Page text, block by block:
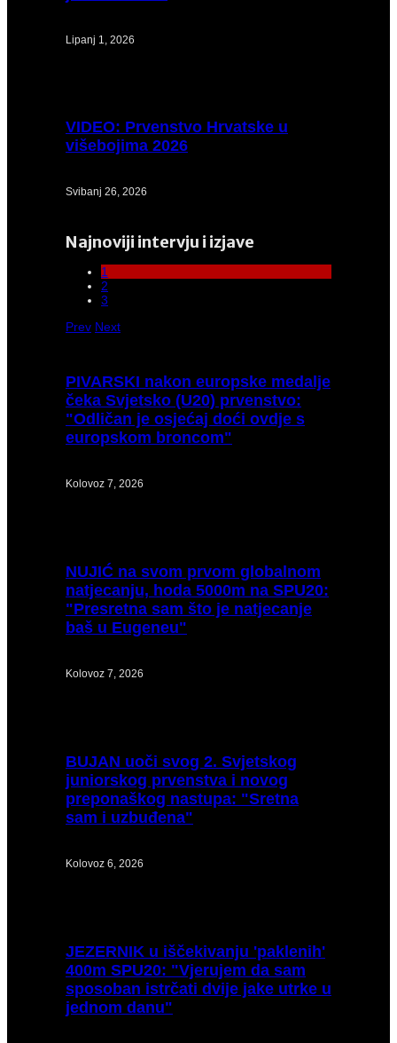
Lipanj 1, 2026
VIDEO: Prvenstvo Hrvatske u
višebojima 2026
Svibanj 26, 2026
Najnoviji intervju i izjave
1
2
3
Prev Next
PIVARSKI nakon europske medalje
čeka Svjetsko (U20) prvenstvo:
"Odličan je osjećaj doći ovdje s
europskom broncom"
Kolovoz 7, 2026
NUJIĆ na svom prvom globalnom
natjecanju, hoda 5000m na SPU20:
"Presretna sam što je natjecanje
baš u Eugeneu"
Kolovoz 7, 2026
BUJAN uoči svog 2. Svjetskog
juniorskog prvenstva i novog
preponaškog nastupa: "Sretna
sam i uzbuđena"
Kolovoz 6, 2026
JEZERNIK u iščekivanju 'paklenih'
400m SPU20: "Vjerujem da sam
sposoban istrčati dvije jake utrke u
jednom danu"